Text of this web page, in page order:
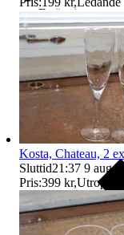
Ersättning om
Kosta, Chateau, 2
Sluttid21:37 9 aug
Pris:399 kr,Utropspris